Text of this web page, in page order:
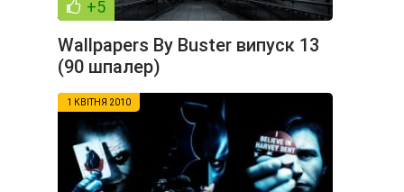
+5
Wallpapers By Buster випуск 13
(90 шпалер)
1 КВІТНЯ 2010